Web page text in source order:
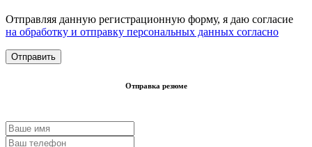
Отправляя данную регистрационную форму, я даю согласие
на обработку и отправку персональных данных согласно
Отправка резюме